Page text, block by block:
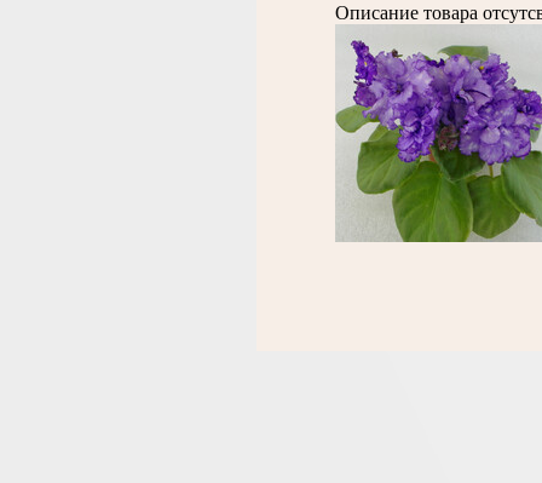
Описание товара